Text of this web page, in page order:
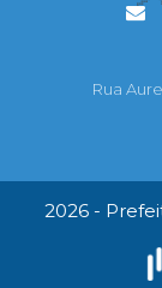
Rua
2026 -